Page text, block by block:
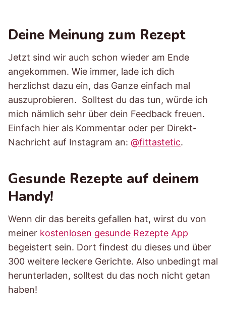
Deine Meinung zum Rezept
Jetzt sind wir auch schon wieder am Ende
angekommen. Wie immer, lade ich dich
herzlichst dazu ein, das Ganze einfach mal
auszuprobieren. Solltest du das tun, würde ich
mich nämlich sehr über dein Feedback freuen.
Einfach hier als Kommentar oder per Direkt-
Nachricht auf Instagram an: @fittastetic.
Gesunde Rezepte auf deinem
Handy!
Wenn dir das bereits gefallen hat, wirst du von
meiner kostenlosen gesunde Rezepte App
begeistert sein. Dort findest du dieses und über
300 weitere leckere Gerichte. Also unbedingt mal
herunterladen, solltest du das noch nicht getan
haben!